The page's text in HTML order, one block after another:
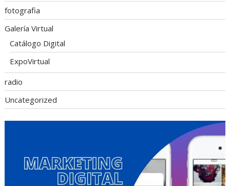
fotografia
Galería Virtual
Catálogo Digital
ExpoVirtual
radio
Uncategorized